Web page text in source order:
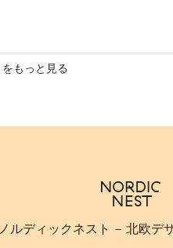
もっと見る
ノルディックネスト - 北欧デ